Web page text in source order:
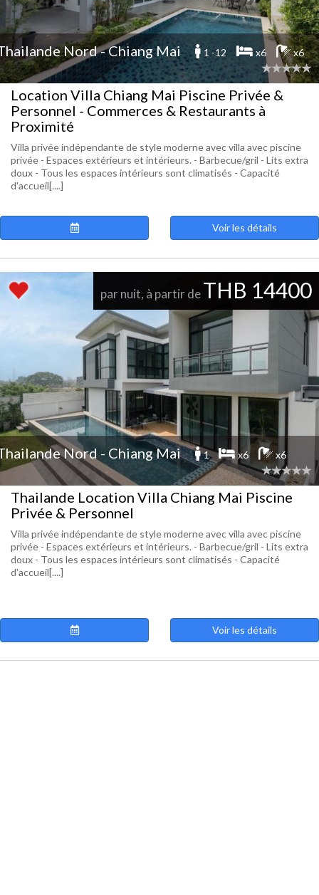
Nord - Chiang Mai 1 -12 x6 x6
Location Villa Chiang Mai Piscine Privée &
Personnel - Commerces & Restaurants à
Proximité
Villa privée indépendante de style moderne avec villa avec piscine
privée - Espaces extérieurs et intérieurs. - Barbecue/gril - Lits extra
doux - Tous les espaces intérieurs sont climatisés - Capacité
d'accueil[....]
Voir les détails
par nuit, à partir deTHB 14400
Nord - Chiang Mai 1 x6 x6
Thailande Location Villa Chiang Mai Piscine
Privée & Personnel
Villa privée indépendante de style moderne avec villa avec piscine
privée - Espaces extérieurs et intérieurs. - Barbecue/gril - Lits extra
doux - Tous les espaces intérieurs sont climatisés - Capacité
d'accueil[....]
Voir les détails